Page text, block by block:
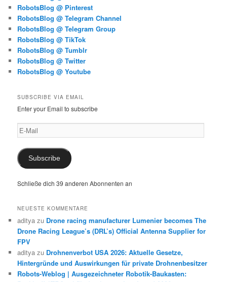
RobotsBlog @ Pinterest
RobotsBlog @ Telegram Channel
RobotsBlog @ Telegram Group
RobotsBlog @ TikTok
RobotsBlog @ Tumblr
RobotsBlog @ Twitter
RobotsBlog @ Youtube
SUBSCRIBE VIA EMAIL
Enter your Email to subscribe
E-
Mail
Subscribe
Schließe dich 39 anderen Abonnenten an
NEUESTE KOMMENTARE
aditya zu Drone racing manufacturer Lumenier becomes The
Drone Racing League’s (DRL’s) Official Antenna Supplier for
FPV
aditya zu Drohnenverbot USA 2026: Aktuelle Gesetze,
Hintergründe und Auswirkungen für private Drohnenbesitzer
Robots-Weblog | Ausgezeichneter Robotik-Baukasten: